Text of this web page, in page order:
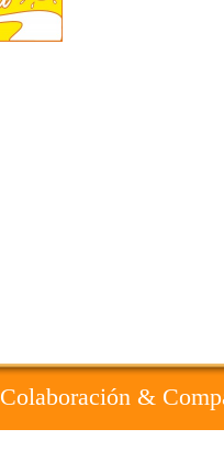
Colaboración &